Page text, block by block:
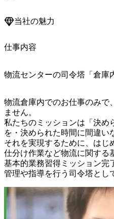
当社の魅力
仕事内容
物流センターの司令塔「倉庫
物流倉庫内でのお仕事のみで
ません。
私たちのミッションは「決め
を・決められた時間に間違い
それを実現するために、はじ
仕分け作業など物流に関する
基本的業務習得ミッション完